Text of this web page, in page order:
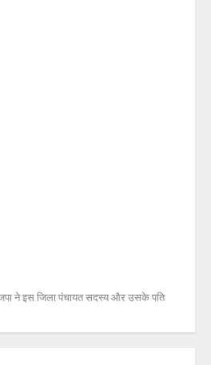
ने इस जिला पंचायत सदस्य और उसके पति